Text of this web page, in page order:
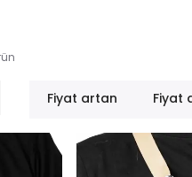
Fiyat artan Fiyat